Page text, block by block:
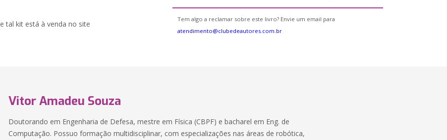
tal kit está à venda no site
Tem algo a reclamar sobre este livro? Envie um email para
atendimento@clubedeautores.com.br
Vitor Amadeu Souza
Doutorando em Engenharia de Defesa, mestre em Física (CBPF) e bacharel em Eng. de
Computação. Possuo formação multidisciplinar, com especializações nas áreas de robótica,